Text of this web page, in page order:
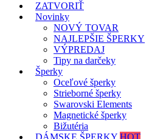
ZATVORIŤ
Novinky
NOVÝ TOVAR
NAJLEPŠIE ŠPERKY
VÝPREDAJ
Tipy na darčeky
Šperky
Oceľové šperky
Strieborné šperky
Swarovski Elements
Magnetické šperky
Bižutéria
DÁMSKE ŠPERKY HOT